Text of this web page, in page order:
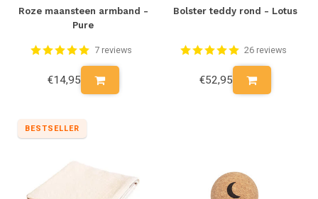
Roze maansteen armband -
Pure
7 reviews
€14,95
Bolster teddy rond - Lotus
26 reviews
€52,95
BESTSELLER